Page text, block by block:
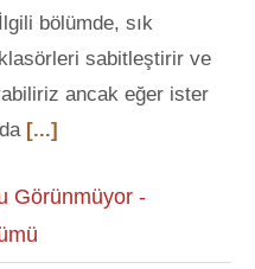
bölümde, sık
klasörleri sabitleştirir ve
ancak eğer ister
[...]
Görünmüyor -